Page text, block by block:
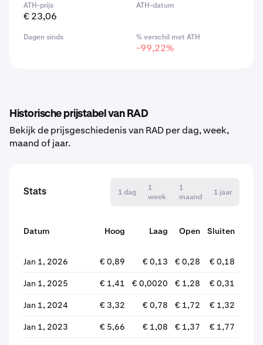
ATH-prijs
€ 23,06
ATH-datum
Dagen sinds % verschil met ATH
-99,22%
Historische prijstabel van RAD
Bekijk de prijsgeschiedenis van RAD per dag, week,
maand of jaar.
Stats 1 dag
1
week
1
maand
1 jaar
Datum Hoog Laag Open
Sluiten
Jan 1, 2026
€ 0,89 € 0,13 € 0,28 € 0,18
Jan 1, 2025 € 1,41 € 0,0020 € 1,28 € 0,31
Jan 1, 2024 € 3,32 € 0,78 € 1,72 € 1,32
Jan 1, 2023 € 5,66 € 1,08 € 1,37 € 1,77